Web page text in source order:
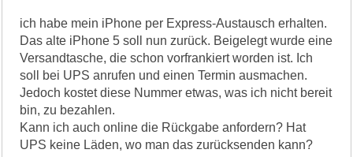
ich habe mein iPhone per Express-Austausch erhalten.
Das alte iPhone 5 soll nun zurück. Beigelegt wurde eine
Versandtasche, die schon vorfrankiert worden ist. Ich
soll bei UPS anrufen und einen Termin ausmachen.
Jedoch kostet diese Nummer etwas, was ich nicht bereit
bin, zu bezahlen.
Kann ich auch online die Rückgabe anfordern? Hat
UPS keine Läden, wo man das zurücksenden kann?